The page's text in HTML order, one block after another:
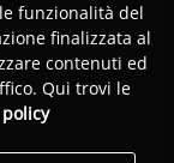
funzionalità del
finalizzata al
contenuti ed
Qui trovi le